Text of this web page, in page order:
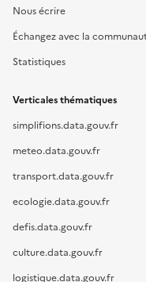
Nous écrire
Échangez avec la
Statistiques
Verticales thématiques
simplifions.data.gouv.fr
meteo.data.gouv.fr
transport.data.gouv.fr
ecologie.data.gouv.fr
defis.data.gouv.fr
culture.data.gouv.fr
logistique.data.gouv.fr